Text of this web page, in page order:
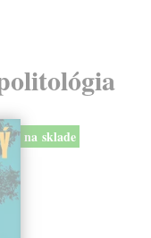
na sklade